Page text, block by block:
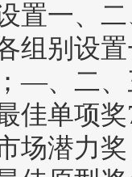
置一、
组别设
—、二、
佳单项
场潜力